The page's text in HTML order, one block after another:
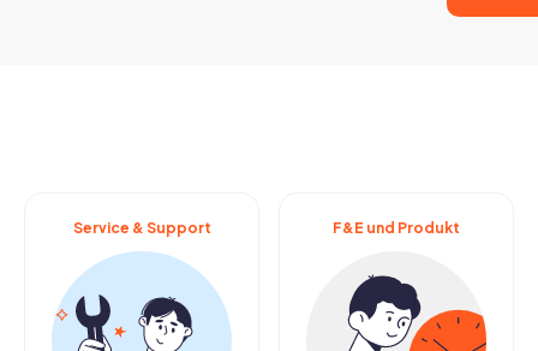
Service & Support F&E und Produkt